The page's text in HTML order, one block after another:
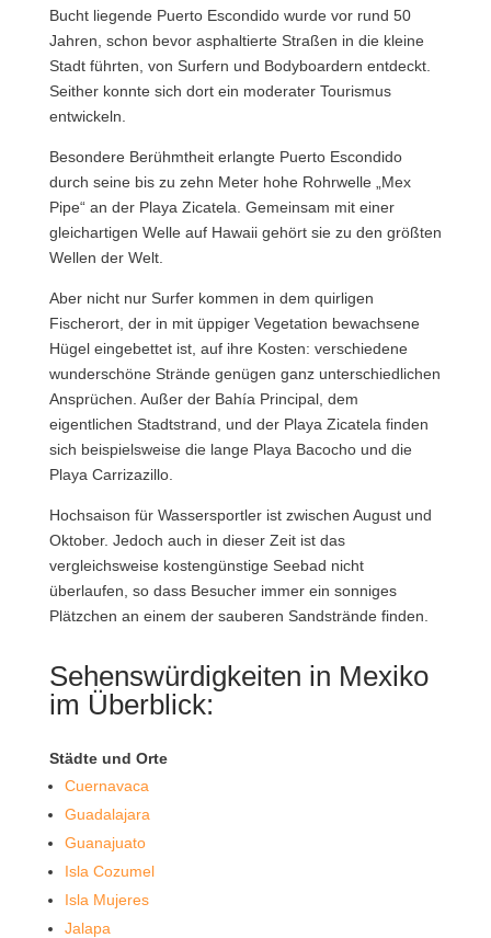
Bucht liegende Puerto Escondido wurde vor rund 50
Jahren, schon bevor asphaltierte Straßen in die kleine
Stadt führten, von Surfern und Bodyboardern entdeckt.
Seither konnte sich dort ein moderater Tourismus
entwickeln.
Besondere Berühmtheit erlangte Puerto Escondido
durch seine bis zu zehn Meter hohe Rohrwelle „Mex
Pipe“ an der Playa Zicatela. Gemeinsam mit einer
gleichartigen Welle auf Hawaii gehört sie zu den größten
Wellen der Welt.
Aber nicht nur Surfer kommen in dem quirligen
Fischerort, der in mit üppiger Vegetation bewachsene
Hügel eingebettet ist, auf ihre Kosten: verschiedene
wunderschöne Strände genügen ganz unterschiedlichen
Ansprüchen. Außer der Bahía Principal, dem
eigentlichen Stadtstrand, und der Playa Zicatela finden
sich beispielsweise die lange Playa Bacocho und die
Playa Carrizazillo.
Hochsaison für Wassersportler ist zwischen August und
Oktober. Jedoch auch in dieser Zeit ist das
vergleichsweise kostengünstige Seebad nicht
überlaufen, so dass Besucher immer ein sonniges
Plätzchen an einem der sauberen Sandstrände finden.
Sehenswürdigkeiten in Mexiko
im Überblick:
Städte und Orte
Cuernavaca
Guadalajara
Guanajuato
Isla Cozumel
Isla Mujeres
Jalapa